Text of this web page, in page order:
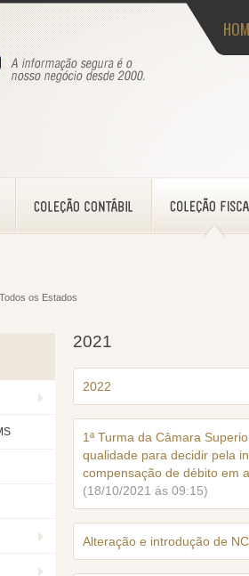
Todos os Estados
2021
2022
1ª Turma da Câmara
qualidade para decidir pela
compensação de débito em
(18/10/2021 ás 09:15)
Alteração e introdução de